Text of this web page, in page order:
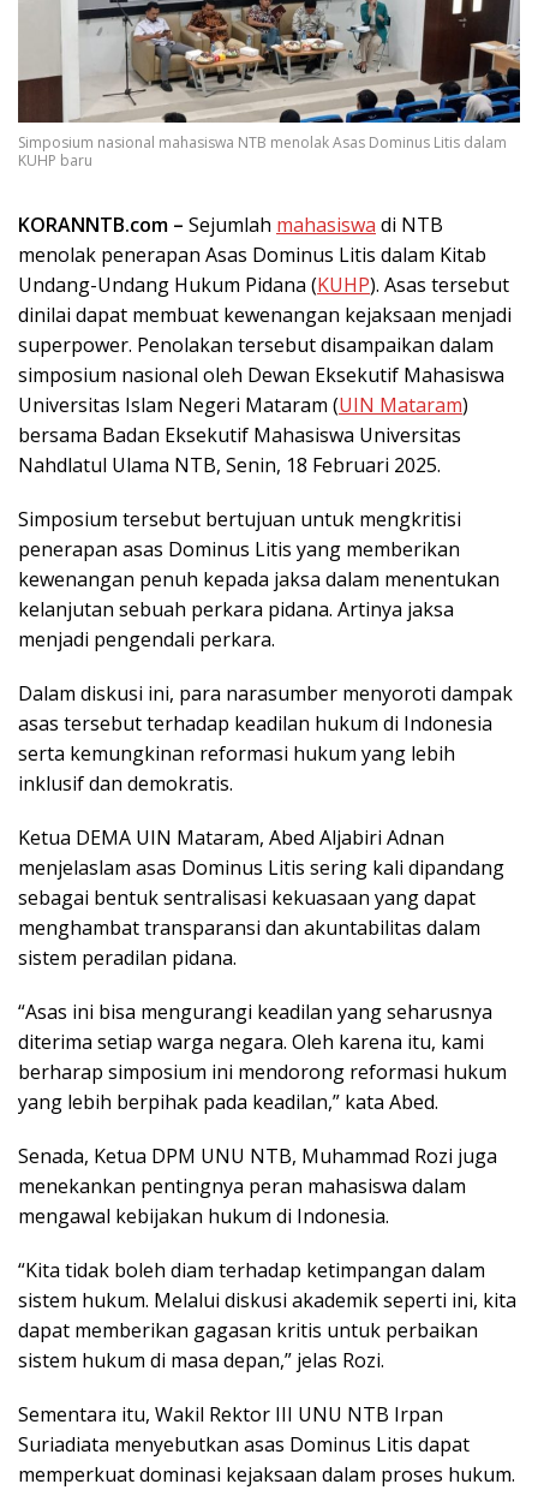
Simposium nasional mahasiswa NTB menolak Asas Dominus Litis dalam
KUHP baru
KORANNTB.com – Sejumlah mahasiswa di NTB
menolak penerapan Asas Dominus Litis dalam Kitab
Undang-Undang Hukum Pidana (KUHP). Asas tersebut
dinilai dapat membuat kewenangan kejaksaan menjadi
superpower. Penolakan tersebut disampaikan dalam
simposium nasional oleh Dewan Eksekutif Mahasiswa
Universitas Islam Negeri Mataram (UIN Mataram)
bersama Badan Eksekutif Mahasiswa Universitas
Nahdlatul Ulama NTB, Senin, 18 Februari 2025.
Simposium tersebut bertujuan untuk mengkritisi
penerapan asas Dominus Litis yang memberikan
kewenangan penuh kepada jaksa dalam menentukan
kelanjutan sebuah perkara pidana. Artinya jaksa
menjadi pengendali perkara.
Dalam diskusi ini, para narasumber menyoroti dampak
asas tersebut terhadap keadilan hukum di Indonesia
serta kemungkinan reformasi hukum yang lebih
inklusif dan demokratis.
Ketua DEMA UIN Mataram, Abed Aljabiri Adnan
menjelaslam asas Dominus Litis sering kali dipandang
sebagai bentuk sentralisasi kekuasaan yang dapat
menghambat transparansi dan akuntabilitas dalam
sistem peradilan pidana.
“Asas ini bisa mengurangi keadilan yang seharusnya
diterima setiap warga negara. Oleh karena itu, kami
berharap simposium ini mendorong reformasi hukum
yang lebih berpihak pada keadilan,” kata Abed.
Senada, Ketua DPM UNU NTB, Muhammad Rozi juga
menekankan pentingnya peran mahasiswa dalam
mengawal kebijakan hukum di Indonesia.
“Kita tidak boleh diam terhadap ketimpangan dalam
sistem hukum. Melalui diskusi akademik seperti ini, kita
dapat memberikan gagasan kritis untuk perbaikan
sistem hukum di masa depan,” jelas Rozi.
Sementara itu, Wakil Rektor III UNU NTB Irpan
Suriadiata menyebutkan asas Dominus Litis dapat
memperkuat dominasi kejaksaan dalam proses hukum.